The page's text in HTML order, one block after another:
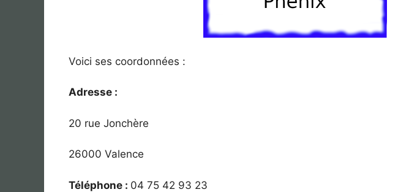
Voici ses coordonnées :
Adresse :
20 rue Jonchère
26000 Valence
Téléphone : 04 75 42 93 23